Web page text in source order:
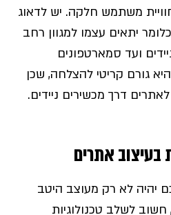
משתמש חלקה. יש לדאוג
יתאים עצמו למגוון רחב
ועד סמארטפונים
גורם קריטי להצלחה, שכן
לאתרים דרך מכשירים ניידים.
בעיצוב אתרים
יהיה לא רק מעוצב היטב
לשלב טכנולוגיות